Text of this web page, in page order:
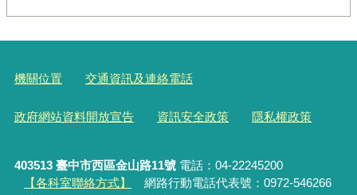
機關位置 交通資訊及連絡電話
政府網站資料開放宣告 資訊安全政策 隱私權政策
403513 臺中市西區金山路11號電話：04-22245200
【各科室聯絡方式】
網路行動電話代表號：0972-546266